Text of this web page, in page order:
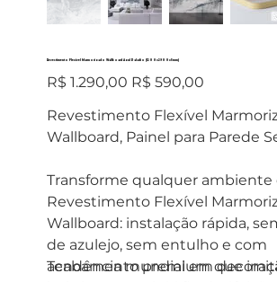
Revestimento Flexível Marmorizado Wallboard Azul Paladio (1200x2900x5mm)
Preço
original
R$ 1.290,00 Preço
promocional
R$ 590,00
Revestimento Flexível
Wallboard, Painel para Parede
Transforme qualquer ambiente
Revestimento Flexível
Wallboard: instalação rápida,
de azulejo, sem entulho e com
acabamento premium que
Tendência mundial em